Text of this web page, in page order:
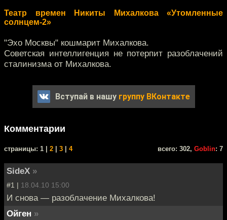
Театр времен Никиты Михалкова «Утомленные
солнцем-2»
"Эхо Москвы" кошмарит Михалкова.
Советская интеллигенция не потерпит разоблачений
сталинизма от Михалкова.
Вступай в нашу группу ВКонтакте
Комментарии
cтраницы: 1 | 2 3 4 всего: 302, Goblin: 7
SideX »
#1 | 18.04.10 15:00
И снова — разоблачение Михалкова!
Ойген »